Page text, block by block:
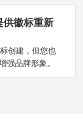
徽标重新
创建，但您也
强品牌形象。